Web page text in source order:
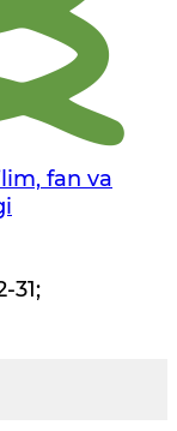
fan va
31;